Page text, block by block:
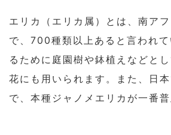
エリカ（エリカ属）とは、南ア
で、700種類以上あると言われ
るために庭園樹や鉢植えなどと
花にも用いられます。また、日
で、本種ジャノメエリカが一番普